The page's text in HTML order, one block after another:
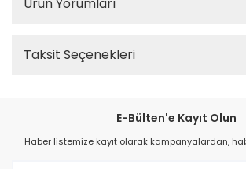
Taksit Seçenekleri
E-Bülten'e Kayıt Olun
Haber listemize kayıt olarak kampanyalardan,